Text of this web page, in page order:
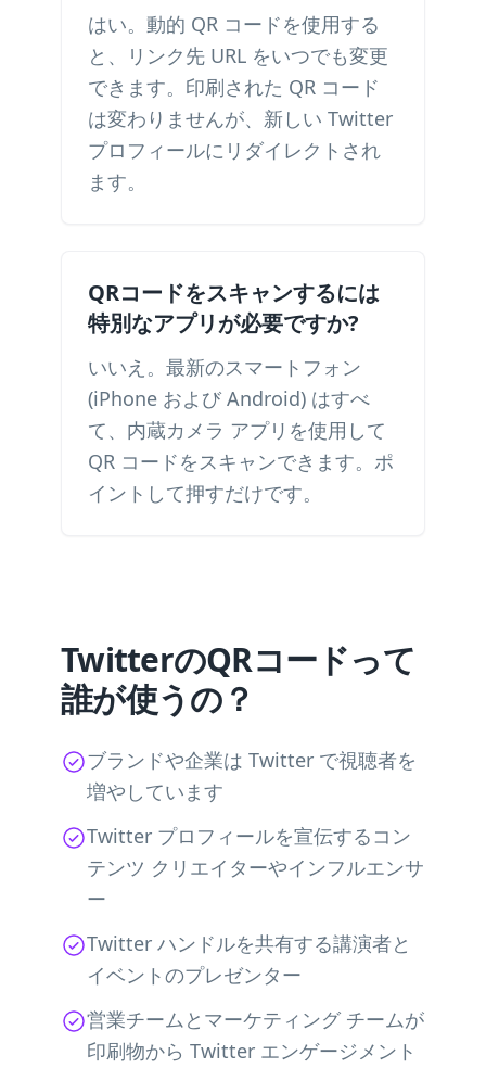
はい。動的 QR コードを使用する
と、リンク先 URL をいつでも変更
できます。印刷された QR コード
は変わりませんが、新しい Twitter
プロフィールにリダイレクトされ
ます。
QRコードをスキャンするには
特別なアプリが必要ですか?
いいえ。最新のスマートフォン
(iPhone および Android) はすべ
て、内蔵カメラ アプリを使用して
QR コードをスキャンできます。ポ
イントして押すだけです。
TwitterのQRコードって
誰が使うの？
ブランドや企業は Twitter で視聴者を
増やしています
Twitter プロフィールを宣伝するコン
テンツ クリエイターやインフルエンサ
ー
Twitter ハンドルを共有する講演者と
イベントのプレゼンター
営業チームとマーケティング チームが
印刷物から Twitter エンゲージメント